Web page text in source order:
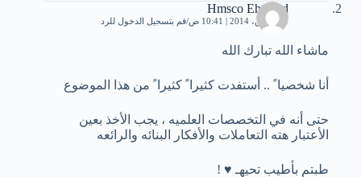
Hmsco Ehmaed
31 مارس، 2014 | 10:41 ص قم بتسجيل الدخول للرد
ماشاء الله تبارك الله
أنا شخصيا ً .. أستفدت كثيرا ً كثيرا ً من هذا الموضوع
حتى أنه في التخصصات العلميه ، يجب الأخذ بعين
الأعتبار هته التعاملات والأفكار البنائه والرائعه
طبتم بأطيب تحيهـ ♥ !